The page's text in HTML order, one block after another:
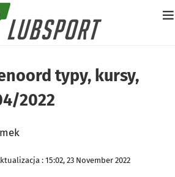
typy, kursy,
2022
: 15:02, 23 November 2022